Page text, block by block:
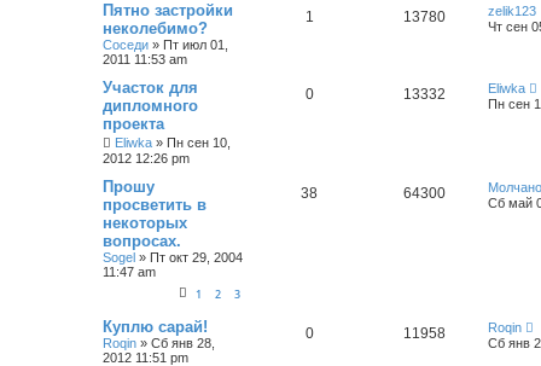
Пятно застройки
неколебимо?
Соседи » Пт июл 01,
2011 11:53 am
1 13780
zelik123
Чт сен
Участок для
дипломного
проекта
Eliwka » Пн сен 10,
2012 12:26 pm
0 13332
Eliwka
Пн сен
Прошу
просветить в
некоторых
вопросах.
Sogel » Пт окт 29, 2004
11:47 am
1 2 3
38 64300
Сб май
Куплю сарай!
Roqin » Сб янв 28,
2012 11:51 pm
0 11958
Roqin
Сб янв